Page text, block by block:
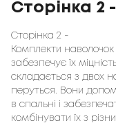
Сторінка 2
Сторінка 2 -
Комплекти наволочок
забезпечує їх
складається з двох
перуться. Вони
в спальні і
комбінувати їх з